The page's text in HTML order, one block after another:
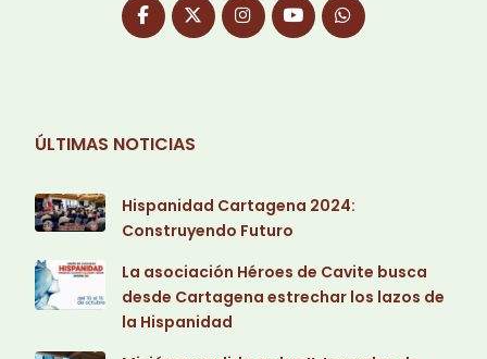
ÚLTIMAS NOTICIAS
Hispanidad Cartagena 2024:
Construyendo Futuro
La asociación Héroes de Cavite busca
desde Cartagena estrechar los lazos de
la Hispanidad